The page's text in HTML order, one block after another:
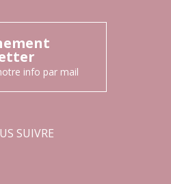
info par mail
SUIVRE